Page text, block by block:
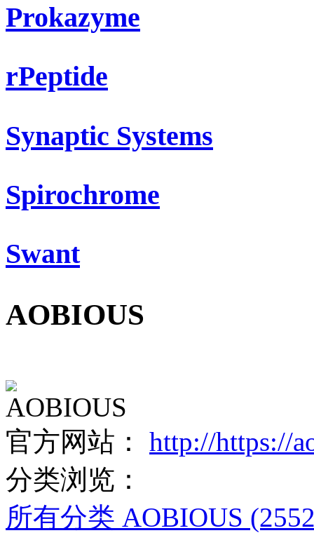
Prokazyme
rPeptide
Synaptic Systems
Spirochrome
Swant
AOBIOUS
AOBIOUS
官方网站： http://https://
分类浏览：
所有分类 AOBIOUS